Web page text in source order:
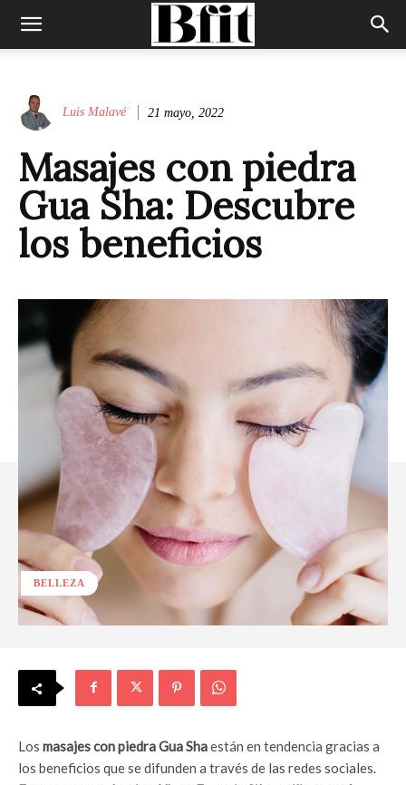
Luis Malavé 21 mayo, 2022
Masajes con piedra
Gua Sha: Descubre
los beneficios
BELLEZA
Los masajes con piedra Gua Shaestán en tendencia gracias a
los beneficios que se difunden a través de las redes sociales.